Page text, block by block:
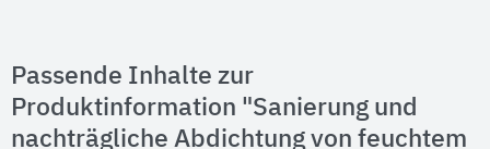
Passende Inhalte zur
Produktinformation "Sanierung und
nachträgliche Abdichtung von feuchtem